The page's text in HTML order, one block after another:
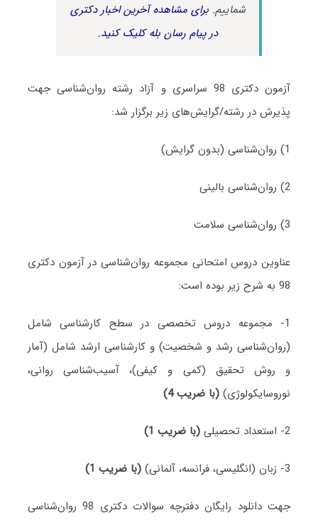
شماییم.برای مشاهده آخرین اخبار دکتری
در پیام رسان بله کلیک کنید.
آزمون دکتری 98 سراسری و آزاد رشته روان‌شناسی جهت
پذیرش در رشته/گرایش‌های زیر برگزار شد:
1) روان‌شناسی (بدون گرایش)
2) روان‌شناسی بالینی
3) روان‌شناسی سلامت
عناوین دروس امتحانی مجموعه روان‌شناسی در آزمون دکتری
98 به شرح زیر بوده است:
1- مجموعه دروس تخصصی در سطح کارشناسی شامل
(روان‌شناسی رشد و شخصیت) و کارشناسی ارشد شامل (آمار
و روش تحقیق (کمی و کیفی)، آسیب‌شناسی روانی،
نوروسایکولوژی) (با ضریب 4)
2- استعداد تحصیلی (با ضریب 1)
3- زبان (انگلیسی، فرانسه، آلمانی) (با ضریب 1)
جهت دانلود رایگان دفترچه سوالات دکتری 98 روان‌شناسی